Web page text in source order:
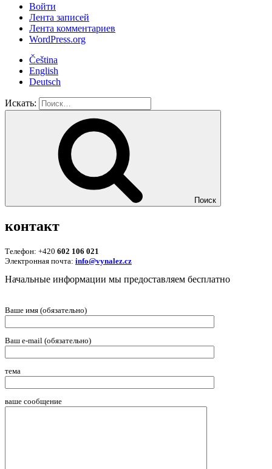
Войти
Лента записей
Лента комментариев
WordPress.org
Čeština
English
Deutsch
Искать:
Поиск
контакт
Телефон: +420 602 106 021
Электронная почта: info@vynalez.cz
Начальные информации мы предоставляем беcплатно
Ваше имя (обязательно)
Ваш e-mail (обязательно)
тема
ваше сообщение